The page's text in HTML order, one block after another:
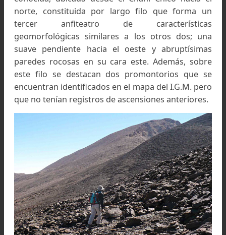
por escarpados filos. Si bien la mayoría de los
registran ascensiones por diferentes
macizo posee una zona escasamente
conocida, ubicada desde el Chañi Chico
norte, constituida por largo filo que forma
tercer anfiteatro de
geomorfológicas similares a los otros dos;
suave pendiente hacia el oeste y
paredes rocosas en su cara este. Además,
este filo se destacan dos promontorios que
encuentran identificados en el mapa del I.G.M.
que no tenían registros de ascensiones